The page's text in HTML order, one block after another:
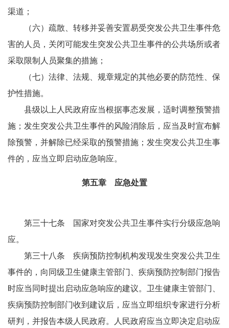
渠道；
（六）疏散、转移并妥善安置易受突发公共卫生事件危
害的人员，关闭可能发生突发公共卫生事件的公共场所或者
采取限制人员聚集的措施；
（七）法律、法规、规章规定的其他必要的防范性、保
护性措施。
县级以上人民政府应当根据事态发展，适时调整预警措
施；发生突发公共卫生事件的风险消除后，应当及时宣布解
除预警，并解除已经采取的预警措施；发生突发公共卫生事
件的，应当立即启动应急响应。
第五章 应急处置
第三十七条 国家对突发公共卫生事件实行分级应急响
应。
第三十八条 疾病预防控制机构发现发生突发公共卫生
事件的，向同级卫生健康主管部门、疾病预防控制部门报告
时应当同时提出启动应急响应的建议。卫生健康主管部门、
疾病预防控制部门收到建议后，应当立即组织专家进行分析
研判，并报告本级人民政府。人民政府应当立即决定启动应